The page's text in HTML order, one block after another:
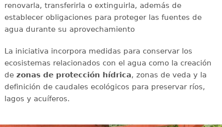
renovarla, transferirla o extinguirla, además de
establecer obligaciones para proteger las fuentes de
agua durante su aprovechamiento
La iniciativa incorpora medidas para conservar los
ecosistemas relacionados con el agua como la creación
de zonas de protección hídrica, zonas de veda y la
definición de caudales ecológicos para preservar ríos,
lagos y acuíferos.